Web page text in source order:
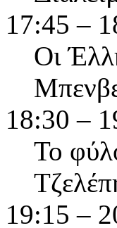
17:45 –
Οι
18:30 –
Το
19:15 –